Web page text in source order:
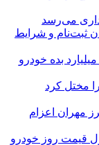
می‌رسد
ثبت‌نام و شرایط
کاسبی خارج‌نشین‌ها با سهمیه اقامت / ۸ میلیارد بده خودرو
مختل کرد
مهران اعزام
قیمت روز خودرو